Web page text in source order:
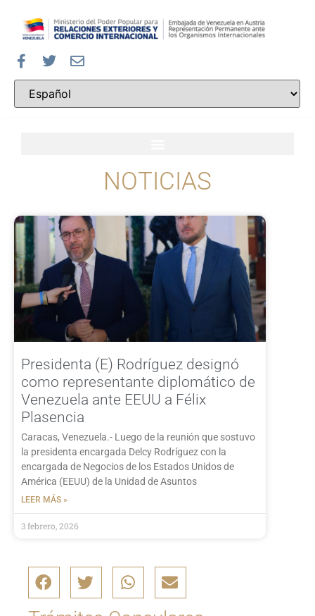
NOTICIAS
Presidenta (E) Rodríguez designó
como representante diplomático de
Venezuela ante EEUU a Félix
Plasencia
Caracas, Venezuela.- Luego de la reunión que sostuvo
la presidenta encargada Delcy Rodríguez con la
encargada de Negocios de los Estados Unidos de
América (EEUU) de la Unidad de Asuntos
LEER MÁS »
3 febrero, 2026